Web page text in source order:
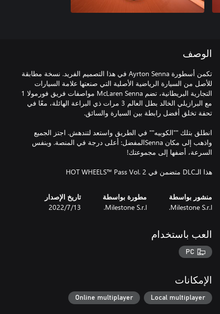
الوصف
تكمن أسطورة Ayrton Senna في هذا التصميم الفريد. نسخة مطابقة
للأصل من السيارة الرياضية الأصلية التي صنعتها علامة السيارات
التجارية البريطانية، تضم McLaren Senna مواصفات فريق فورمولا 1
مع البرازيلي الخالد بطل العالم 3 مرات ذي البراعة الهائلة، معًا في
انطلق بتلك ""الكوبيه"" في الطريق واستعد لتندهش. اجتز الجميع
واذهب إلى مكان Sennaالمفضل: أعلى درجة في المنصة. وبنفس
هذا الـDLC متضمن في HOT WHEELS™ Pass Vol. 2
منشور بواسطة
Milestone S.r.l.
مطورة بواسطة
Milestone S.r.l.
تاريخ الإصدار
13‏/7‏/2022
العب باستخدام
PC
الإمكانات
Local multiplayer
Online multiplayer